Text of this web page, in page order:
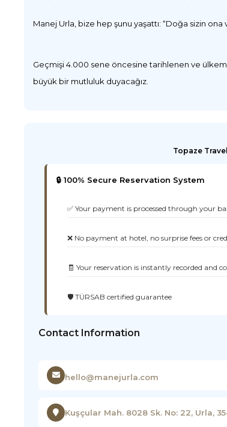
Manej Urla, bize hep şunu yaşattı: “Doğa sizin ona
Geçmişi 4.000 sene öncesine tarihlenen ve
büyük bir mutluluk duyacağız.
Topaze Travel
🔒 100% Secure Reservation System
✅ Your payment is processed through your
❌ No payment at hotel, no surprise fees or
🧾 Your reservation is instantly recorded and
🛡️ TÜRSAB certified guarantee
Contact Information
hello@manejurla.com
Kuşçular Mah. 8028 Sk. No: 22, Urla,